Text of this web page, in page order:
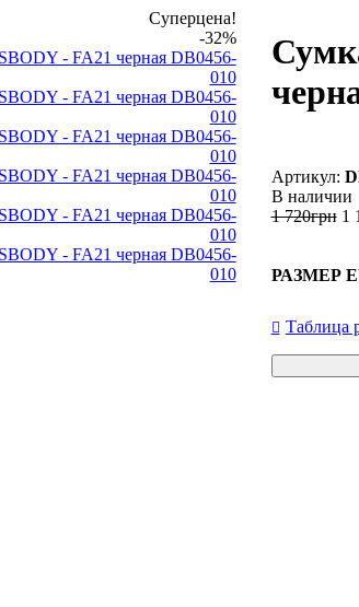
Суперцена!
-32%
В наличии
1 720грн 1
РАЗМЕР
Таблица